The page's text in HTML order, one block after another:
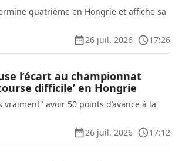
quatrième en Hongrie et affiche sa
26 juil. 2026
17:26
l’écart au championnat
difficile’ en Hongrie
vraiment" avoir 50 points d’avance à la
26 juil. 2026
17:12